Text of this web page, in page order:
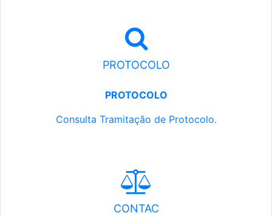
PROTOCOLO
PROTOCOLO
Consulta Tramitação de Protocolo.
CONTAC